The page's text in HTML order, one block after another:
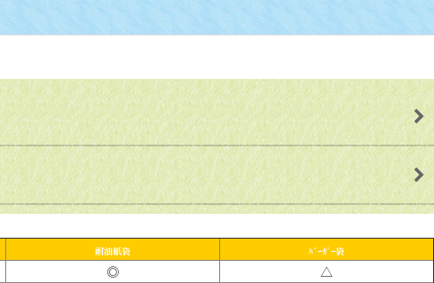
耐油紙袋 ﾊﾞｰｶﾞｰ袋
◎ △